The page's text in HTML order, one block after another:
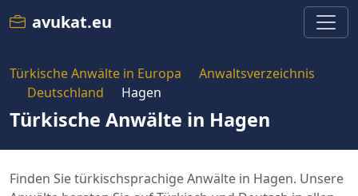
avukat.eu
Türkische Anwälte in Europa
Anwaltsverzeichnis
Deutschland
Hagen
Türkische Anwälte in Hagen
Finden Sie türkischsprachige Anwälte in Hagen. Unsere